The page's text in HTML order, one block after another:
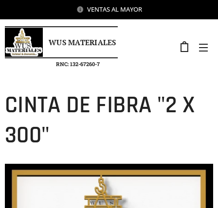
VENTAS AL MAYOR
WUS MATERIALES
RNC: 132-67260-7
CINTA DE FIBRA "2 X
300"